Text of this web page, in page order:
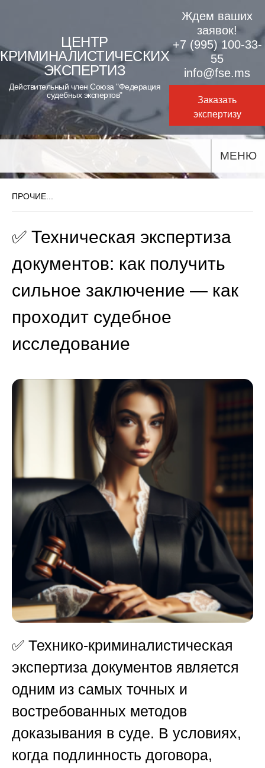
content
ЦЕНТР
КРИМИНАЛИСТИЧЕСКИХ
ЭКСПЕРТИЗ
Действительный член Союза "Федерация
судебных экспертов"
Ждем ваших
заявок!
+7 (995) 100-33-
55
info@fse.ms
Заказать
экспертизу
МЕНЮ
ПРОЧИЕ...
✅ Техническая экспертиза
документов: как получить
сильное заключение — как
проходит судебное
исследование
✅ Технико-криминалистическая
экспертиза документов является
одним из самых точных и
востребованных методов
доказывания в суде. В условиях,
когда подлинность договора,